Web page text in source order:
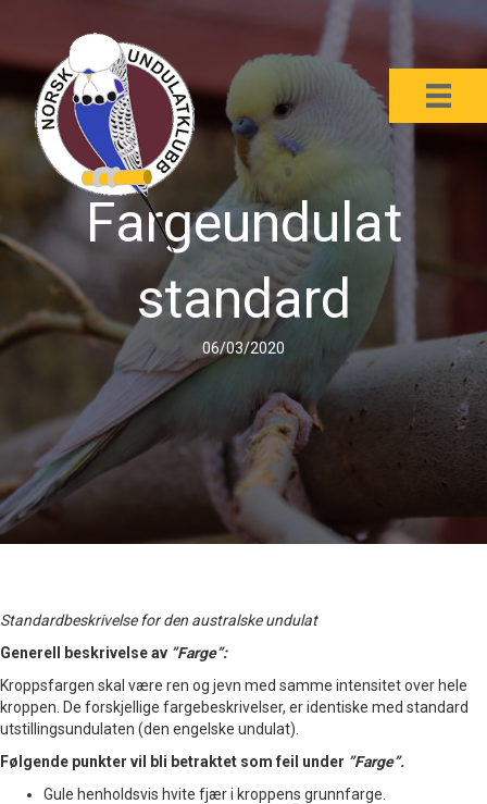
Fargeundulat
standard
06/03/2020
Standardbeskrivelse for den australske undulat
Generell beskrivelse av ”Farge”:
Kroppsfargen skal være ren og jevn med samme intensitet over hele
kroppen. De forskjellige fargebeskrivelser, er identiske med standard
utstillingsundulaten (den engelske undulat).
Følgende punkter vil bli betraktet som feil under ”Farge”.
Gule henholdsvis hvite fjær i kroppens grunnfarge.